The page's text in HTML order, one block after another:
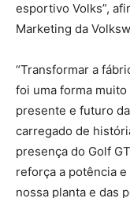
esportivo Volks”,
Marketing da
“Transformar a
foi uma forma
presente e futuro
carregado de
presença do Golf
reforça a potência
nossa planta e das